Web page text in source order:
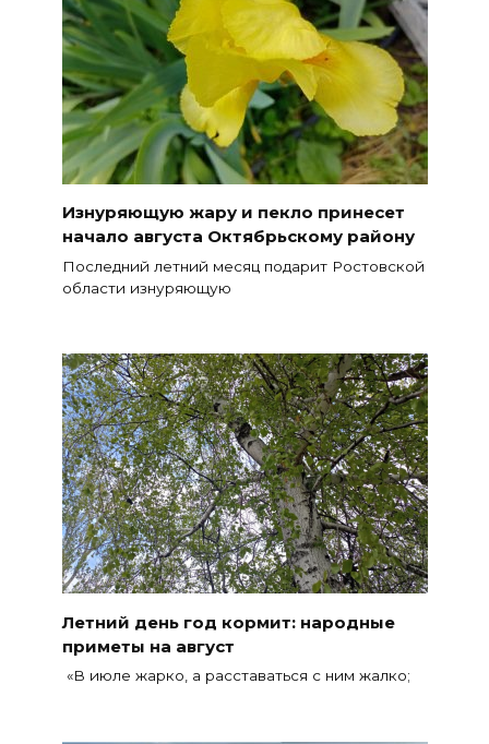
Изнуряющую жару и пекло принесет
начало августа Октябрьскому району
Последний летний месяц подарит Ростовской
области изнуряющую
Летний день год кормит: народные
приметы на август
«В июле жарко, а расставаться с ним жалко;